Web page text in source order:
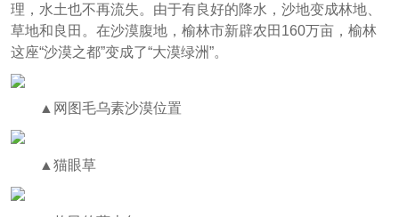
理，水土也不再流失。由于有良好的降水，沙地变成林地、
草地和良田。在沙漠腹地，榆林市新辟农田160万亩，榆林
这座“沙漠之都”变成了“大漠绿洲”。
▲网图毛乌素沙漠位置
▲猫眼草